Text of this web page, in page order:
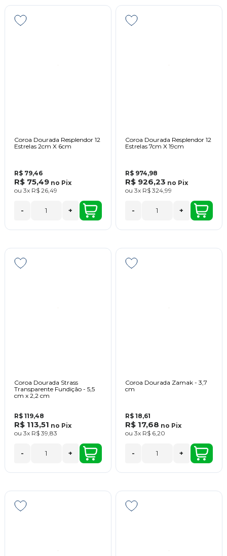
Coroa Dourada Resplendor 12
Estrelas 2cm X 6cm
R$ 79,46
R$ 75,49 no Pix
ou 3x R$ 26,49
- +
Coroa Dourada Resplendor 12
Estrelas 7cm X 19cm
R$ 974,98
R$ 926,23 no Pix
ou 3x R$ 324,99
- +
Coroa Dourada Strass
Transparente Fundição - 5,5
cm x 2,2 cm
R$ 119,48
R$ 113,51 no Pix
ou 3x R$ 39,83
- +
Coroa Dourada Zamak - 3,7
cm
R$ 18,61
R$ 17,68 no Pix
ou 3x R$ 6,20
- +